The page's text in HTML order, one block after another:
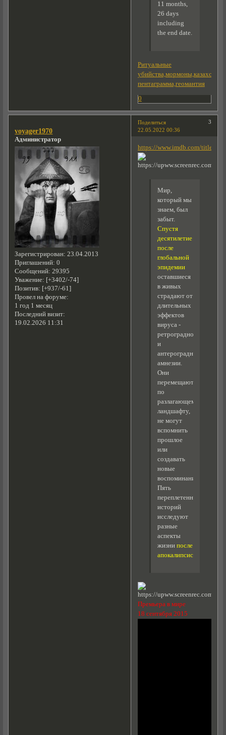
11 months,
26 days
including
the end date.
Ритуальные
пентаграмма,геомантия
0
Поделиться
3
22.05.2022 00:36
voyager1970
Администратор
Зарегистрирован: 23.04.2013
Приглашений: 0
Сообщений: 29395
Уважение: [+3402/-74]
Позитив: [+937/-61]
Провел на форуме:
1 год 1 месяц
Последний визит:
19.02.2026 11:31
https://www.imdb.com/title/
Мир,
который мы
знаем, был
забыт.
Спустя
десятилетие
после
глобальной
эпидемии
оставшиеся
в живых
страдают от
длительных
эффектов
вируса -
ретроградной
и
антероградной
амнезии.
Они
перемещаются
по
разлагающемуся
ландшафту,
не могут
вспомнить
прошлое
или
создавать
новые
воспоминания.
Пять
переплетенных
историй
исследуют
разные
аспекты
жизни после
апокалипсиса
Премьера в мире
18 сентября 2015